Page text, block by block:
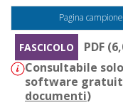
Pagina campione
FASCICOLO
PDF
Consultabile
software
documenti)